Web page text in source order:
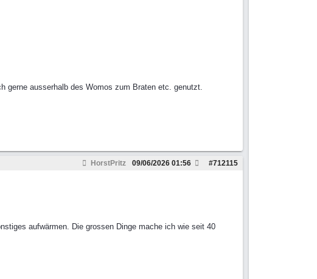
gerne ausserhalb des Womos zum Braten etc. genutzt.
HorstPritz #712115
09/06/2026 01:56
aufwärmen. Die grossen Dinge mache ich wie seit 40